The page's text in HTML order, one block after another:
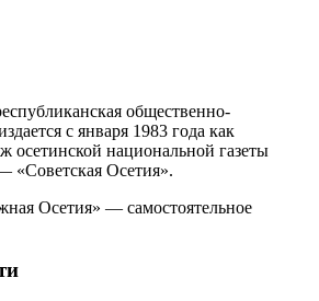
общественно-
с января 1983 года как
осетинской национальной газеты
«Советская Осетия».
Осетия» — самостоятельное